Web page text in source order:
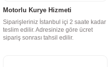
Motorlu Kurye Hizmeti
Siparişleriniz İstanbul içi 2 saate kadar
teslim edilir. Adresinize göre ücret
sipariş sonrası tahsil edilir.